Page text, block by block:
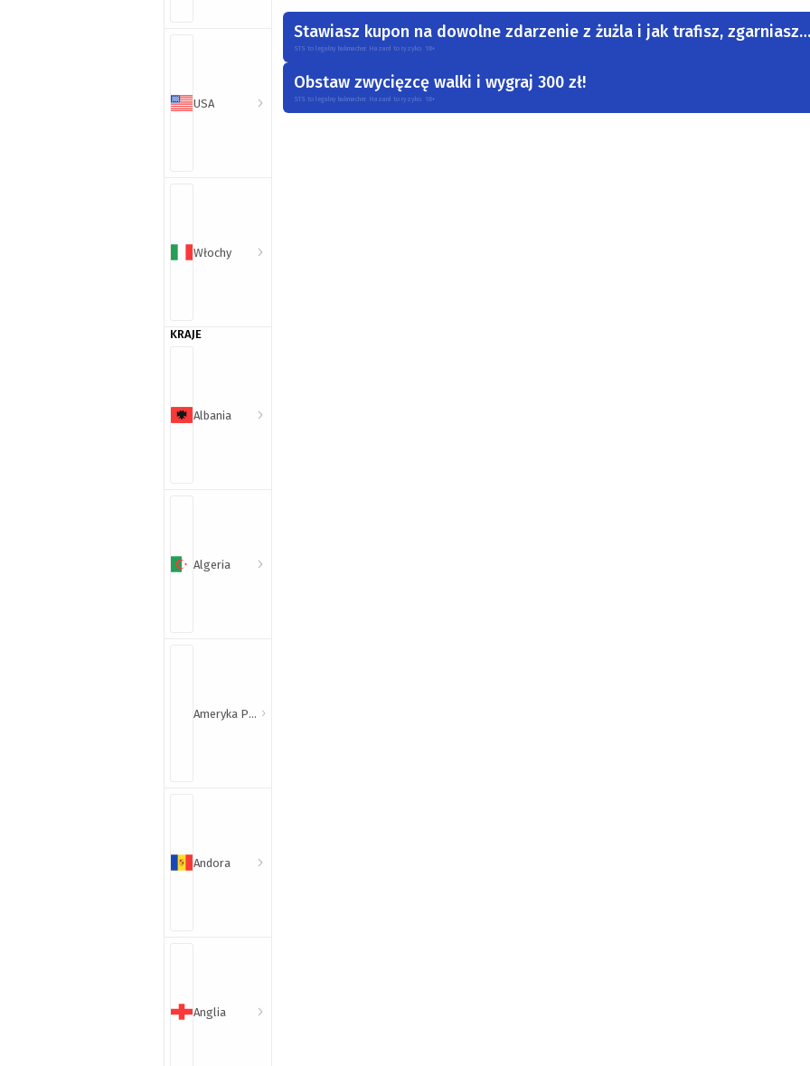
USA
Włochy
KRAJE
Albania
Algeria
Ameryka Północna i Południowa
Andora
Anglia
Stawiasz kupon na dowolne zdarzenie z żużla i jak trafisz, zgarniasz
300 zł
STS to legalny bukmacher. Hazard to ryzyko. 18+
Obstaw zwycięzcę walki i wygraj 300 zł!
STS to legalny bukmacher. Hazard to ryzyko. 18+